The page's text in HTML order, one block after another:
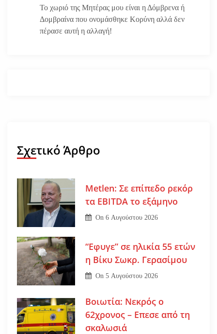
Το χωριό της Μητέρας μου είναι η Δόμβρενα ή
Δομβραίνα που ονομάσθηκε Κορύνη αλλά δεν
πέρασε αυτή η αλλαγή!
Σχετικό Άρθρο
Metlen: Σε επίπεδο ρεκόρ
τα EBITDA το εξάμηνο
On6 Αυγούστου 2026
“Εφυγε” σε ηλικία 55 ετών
η Βίκυ Σωκρ. Γερασίμου
On5 Αυγούστου 2026
Βοιωτία: Νεκρός ο
62χρονος – Επεσε από τη
σκαλωσιά